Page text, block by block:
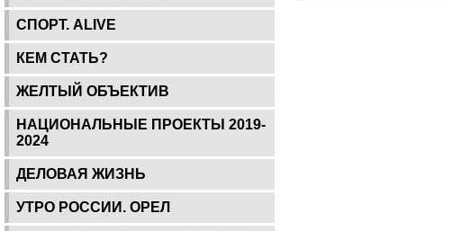
СПОРТ. ALIVE
КЕМ СТАТЬ?
ЖЕЛТЫЙ ОБЪЕКТИВ
НАЦИОНАЛЬНЫЕ ПРОЕКТЫ 2019-
2024
ДЕЛОВАЯ ЖИЗНЬ
УТРО РОССИИ. ОРЕЛ